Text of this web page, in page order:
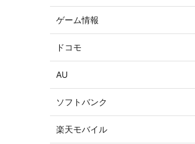
ゲーム情報
ドコモ
AU
ソフトバンク
楽天モバイル